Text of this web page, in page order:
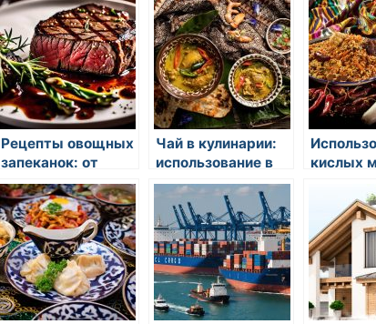
Рецепты овощных
запеканок: от
картофеля до
брокколи
Чай в кулинарии:
использование в
блюдах
кислых